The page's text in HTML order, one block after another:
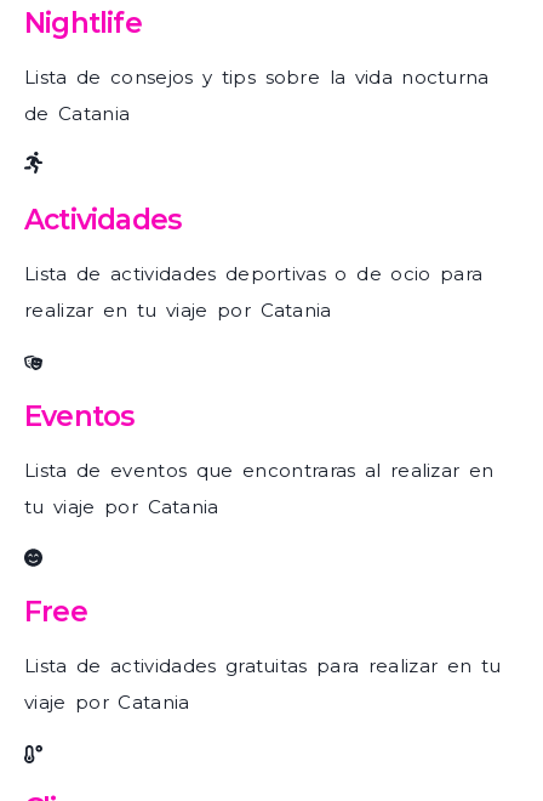
Nightlife
Lista de consejos y tips sobre la vida nocturna
de Catania
Actividades
Lista de actividades deportivas o de ocio para
realizar en tu viaje por Catania
Eventos
Lista de eventos que encontraras al realizar en
tu viaje por Catania
Free
Lista de actividades gratuitas para realizar en tu
viaje por Catania